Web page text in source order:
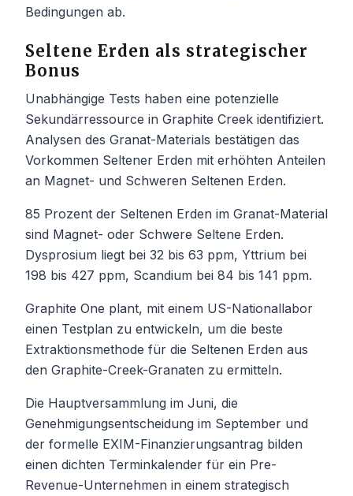
Bedingungen ab.
Seltene Erden als strategischer
Bonus
Unabhängige Tests haben eine potenzielle
Sekundärressource in Graphite Creek identifiziert.
Analysen des Granat-Materials bestätigen das
Vorkommen Seltener Erden mit erhöhten Anteilen
an Magnet- und Schweren Seltenen Erden.
85 Prozent der Seltenen Erden im Granat-Material
sind Magnet- oder Schwere Seltene Erden.
Dysprosium liegt bei 32 bis 63 ppm, Yttrium bei
198 bis 427 ppm, Scandium bei 84 bis 141 ppm.
Graphite One plant, mit einem US-Nationallabor
einen Testplan zu entwickeln, um die beste
Extraktionsmethode für die Seltenen Erden aus
den Graphite-Creek-Granaten zu ermitteln.
Die Hauptversammlung im Juni, die
Genehmigungsentscheidung im September und
der formelle EXIM-Finanzierungsantrag bilden
einen dichten Terminkalender für ein Pre-
Revenue-Unternehmen in einem strategisch